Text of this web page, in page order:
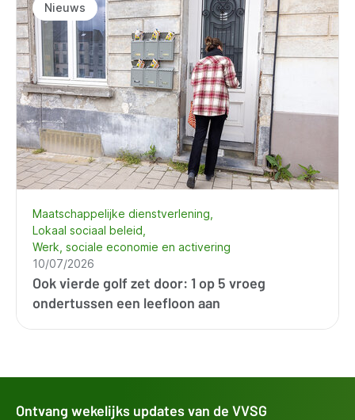
Nieuws
Ook vierde golf zet door: 1 op 5 vroeg
ondertussen een leefloon aan
Maatschappelijke dienstverlening
Lokaal sociaal beleid
Werk, sociale economie en activering
10/07/2026
Ontvang wekelijks updates van de VVSG